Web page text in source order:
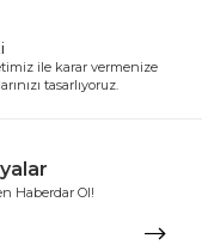
ile karar vermenize
tasarlıyoruz.
Haberdar Ol!